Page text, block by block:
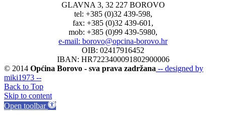
GLAVNA 3, 32 227 BOROVO
tel: +385 (0)32 439-598,
fax: +385 (0)32 439-601,
mob: +385 (0)99 439-5980,
e-mail: borovo@opcina-borovo.hr
OIB: 02417916452
IBAN: HR7223400091802900006
© 2014 Općina Borovo - sva prava zadržana -- designed by
miki1973 --
Back to Top
Skip to content
Open toolbar